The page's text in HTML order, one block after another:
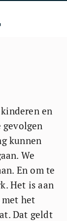
en
gevolgen
kunnen
We
En om te
Het is aan
het
Dat geldt